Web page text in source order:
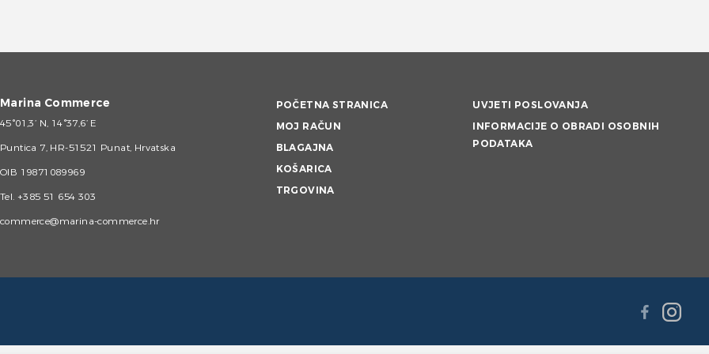
Marina Commerce
45°01,3’ N, 14°37,6’ E
Puntica 7, HR-51521 Punat, Hrvatska
OIB 19871089969
Tel. +385 51 654 303
commerce@marina-commerce.hr
POČETNA STRANICA
MOJ RAČUN
BLAGAJNA
KOŠARICA
TRGOVINA
UVJETI POSLOVANJA
INFORMACIJE O OBRADI OSOBNIH
PODATAKA